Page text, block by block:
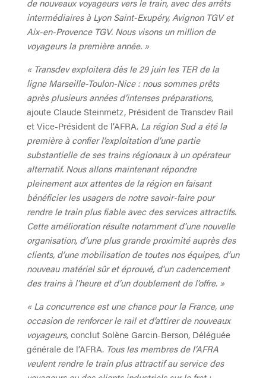
de nouveaux voyageurs vers le train, avec des arrêts
intermédiaires à Lyon Saint-Exupéry, Avignon TGV et
Aix-en-Provence TGV. Nous visons un million de
voyageurs la première année. »
« Transdev exploitera dès le 29 juin les TER de la
ligne Marseille-Toulon-Nice : nous sommes prêts
après plusieurs années d’intenses préparations,
ajoute Claude Steinmetz, Président de Transdev Rail
et Vice-Président de l’AFRA. La région Sud a été la
première à confier l’exploitation d’une partie
substantielle de ses trains régionaux à un opérateur
alternatif. Nous allons maintenant répondre
pleinement aux attentes de la région en faisant
bénéficier les usagers de notre savoir-faire pour
rendre le train plus fiable avec des services attractifs.
Cette amélioration résulte notamment d’une nouvelle
organisation, d’une plus grande proximité auprès des
clients, d’une mobilisation de toutes nos équipes, d’un
nouveau matériel sûr et éprouvé, d’un cadencement
des trains à l’heure et d’un doublement de l’offre. »
« La concurrence est une chance pour la France, une
occasion de renforcer le rail et d’attirer de nouveaux
voyageurs,conclut Solène Garcin-Berson, Déléguée
générale de l’AFRA. Tous les membres de l’AFRA
veulent rendre le train plus attractif au service des